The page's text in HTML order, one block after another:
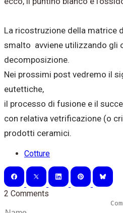
La ricostruzione della matrice
smalto avviene utilizzando gli
decomposizione.
Nei prossimi post vedremo il
eutettiche,
il processo di fusione e il
con relativa vetrificazione (o
prodotti ceramici.
Cotture
2 Comments